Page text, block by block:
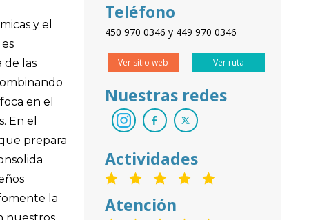
y el
de las
en el
En el
prepara
la
Teléfono
450 970 0346 y 449 970 0346
Ver sitio web Ver ruta
Nuestras redes
Actividades
Atención